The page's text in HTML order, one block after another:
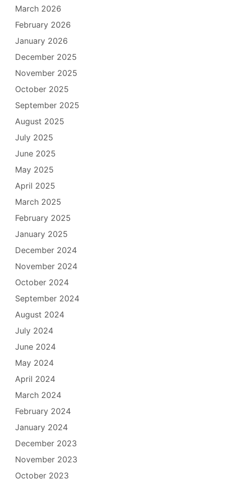
March 2026
February 2026
January 2026
December 2025
November 2025
October 2025
September 2025
August 2025
July 2025
June 2025
May 2025
April 2025
March 2025
February 2025
January 2025
December 2024
November 2024
October 2024
September 2024
August 2024
July 2024
June 2024
May 2024
April 2024
March 2024
February 2024
January 2024
December 2023
November 2023
October 2023